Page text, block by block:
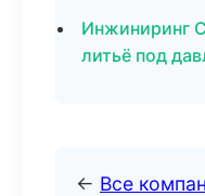
Инжиниринг
литьё под
← Все